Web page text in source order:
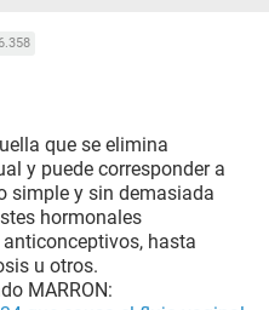
que se elimina
y puede corresponder a
simple y sin demasiada
hormonales
hasta
u otros.
MARRON: